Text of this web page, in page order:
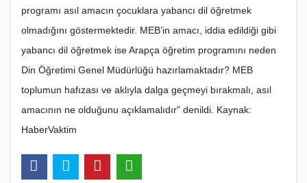
programı asıl amacın çocuklara yabancı dil öğretmek
olmadığını göstermektedir. MEB’in amacı, iddia edildiği gibi
yabancı dil öğretmek ise Arapça öğretim programını neden
Din Öğretimi Genel Müdürlüğü hazırlamaktadır? MEB
toplumun hafızası ve aklıyla dalga geçmeyi bırakmalı, asıl
amacının ne olduğunu açıklamalıdır" denildi. Kaynak:
HaberVaktim